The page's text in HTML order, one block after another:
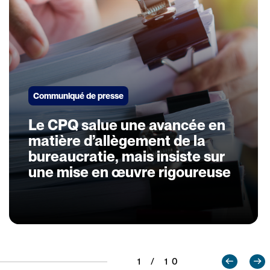
Communiqué de presse
Le CPQ salue une avancée en
matière d’allègement de la
bureaucratie, mais insiste sur
une mise en œuvre rigoureuse
1 / 10